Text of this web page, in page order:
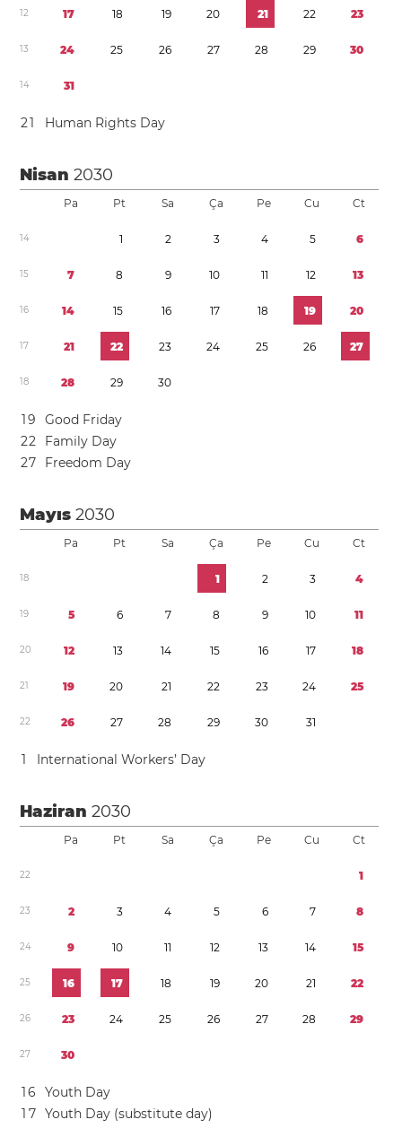
12 17 18 19 20 21 22 23
13 24 25 26 27 28 29 30
14 31
21 Human Rights Day
Nisan2030
Pa Pt Sa Ça Pe Cu Ct
14 1 2 3 4 5 6
15 7 8 9 10 11 12 13
16 14 15 16 17 18 19 20
17 21 22 23 24 25 26 27
18 28 29 30
19
Good Friday
22
Family Day
27 Freedom Day
Mayıs2030
Pa Pt Sa Ça Pe Cu Ct
18 1 2 3 4
19 5 6 7 8 9 10 11
20 12 13 14 15 16 17 18
21 19 20 21 22 23 24 25
22 26 27 28 29 30 31
1 International Workers’ Day
Haziran2030
Pa Pt Sa Ça Pe Cu Ct
22 1
23 2 3 4 5 6 7 8
24 9 10 11 12 13 14 15
25 16 17 18 19 20 21 22
26 23 24 25 26 27 28 29
27 30
16
Youth Day
1 7 Youth Day (substitute day)